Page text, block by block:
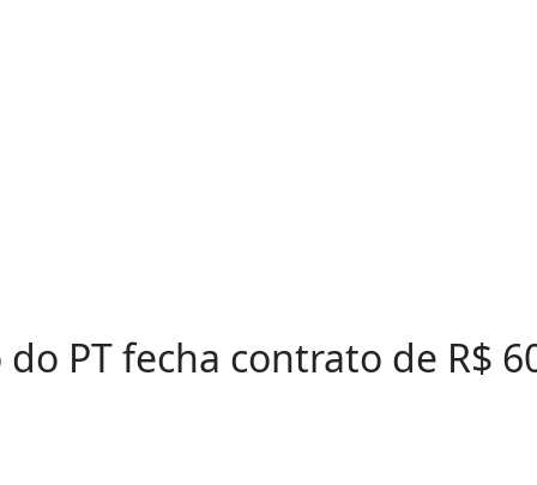
PT fecha contrato de R$